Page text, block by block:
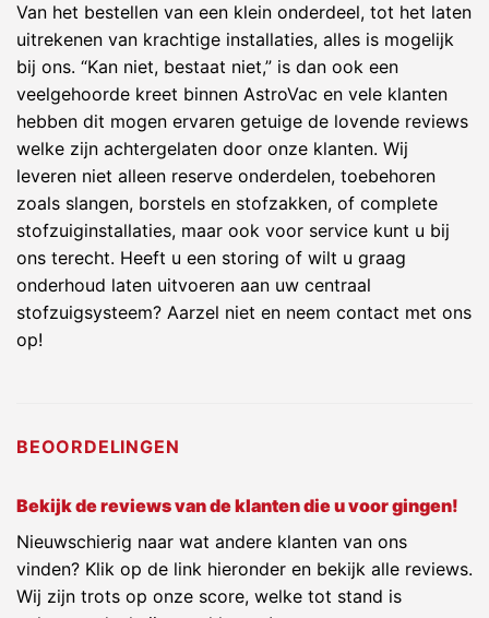
Van het bestellen van een klein onderdeel, tot het laten
uitrekenen van krachtige installaties, alles is mogelijk
bij ons. “Kan niet, bestaat niet,” is dan ook een
veelgehoorde kreet binnen AstroVac en vele klanten
hebben dit mogen ervaren getuige de lovende reviews
welke zijn achtergelaten door onze klanten. Wij
leveren niet alleen reserve onderdelen, toebehoren
zoals slangen, borstels en stofzakken, of complete
stofzuiginstallaties, maar ook voor service kunt u bij
ons terecht. Heeft u een storing of wilt u graag
onderhoud laten uitvoeren aan uw centraal
stofzuigsysteem? Aarzel niet en neem contact met ons
op!
BEOORDELINGEN
Bekijk de reviews van de klanten die u voor gingen!
Nieuwschierig naar wat andere klanten van ons
vinden? Klik op de link hieronder en bekijk alle reviews.
Wij zijn trots op onze score, welke tot stand is